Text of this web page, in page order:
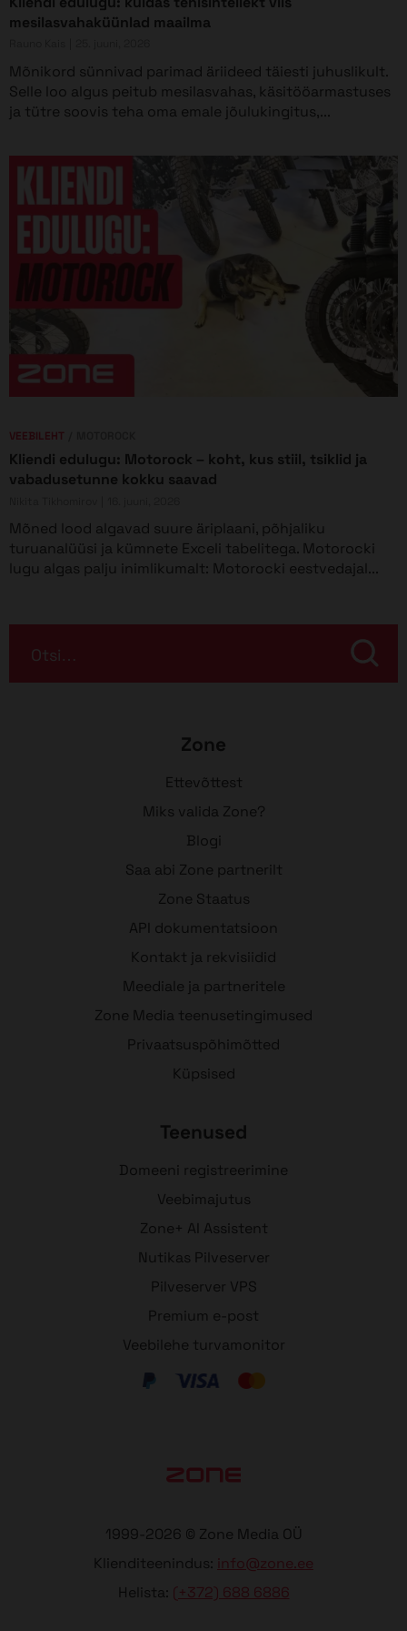
mesilasvahaküünlad maailma
Mõnikord sünnivad parimad äriideed täiesti juhuslikult.
Selle loo algus peitub mesilasvahas, käsitööarmastuses
ja tütre soovis teha oma emale jõulukingitus,...
VEEBILEHT
Kliendi edulugu: Motorock – koht, kus stiil, tsiklid ja
vabadusetunne kokku saavad
Mõned lood algavad suure äriplaani, põhjaliku
turuanalüüsi ja kümnete Exceli tabelitega. Motorocki
lugu algas palju inimlikumalt: Motorocki eestvedajal...
Otsi…
1999-2026 © Zone Media OÜ
Klienditeenindus: info@zone.ee
Helista: (+372) 688 6886
Zone
Ettevõttest
Miks valida Zone?
Blogi
Saa abi Zone partnerilt
Zone Staatus
API dokumentatsioon
Kontakt ja rekvisiidid
Meediale ja partneritele
Zone Media teenusetingimused
Privaatsuspõhimõtted
Küpsised
Teenused
Domeeni registreerimine
Veebimajutus
Zone+ AI Assistent
Nutikas Pilveserver
Pilveserver VPS
Premium e-post
Veebilehe turvamonitor